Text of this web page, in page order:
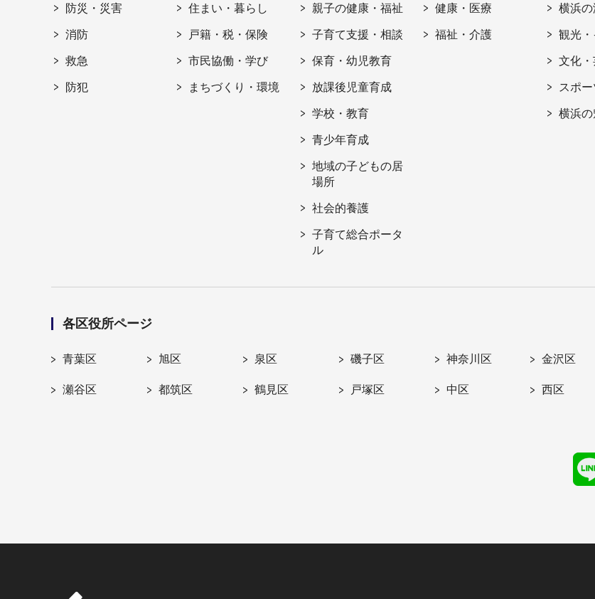
防災・災害
消防
救急
防犯
住まい・暮らし
戸籍・税・保険
市民協働・学び
まちづくり・環境
親子の健康・福祉
子育て支援・相談
保育・幼児教育
放課後児童育成
学校・教育
青少年育成
地域の子どもの居
場所
社会的養護
子育て総合ポータ
ル
健康・医療
福祉・介護
横浜の
観光・
文化・
スポー
横浜
各区役所ページ
青葉区 旭区 泉区 磯子区 神奈川区 金沢区
瀬谷区 都筑区 鶴見区 戸塚区 中区 西区